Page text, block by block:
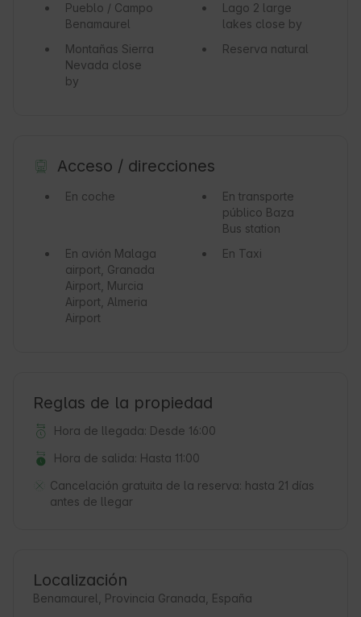
Pueblo / Campo
Benamaurel
Lago 2 large
lakes close by
Montañas Sierra
Nevada close
by
Reserva natural
Acceso / direcciones
En coche
En transporte
público Baza
Bus station
En avión Malaga
airport, Granada
Airport, Murcia
Airport, Almeria
Airport
En Taxi
Reglas de la propiedad
Hora de llegada: Desde 16:00
Hora de salida: Hasta 11:00
Cancelación gratuita de la reserva: hasta 21 días
antes de llegar
Localización
Benamaurel, Provincia Granada, España